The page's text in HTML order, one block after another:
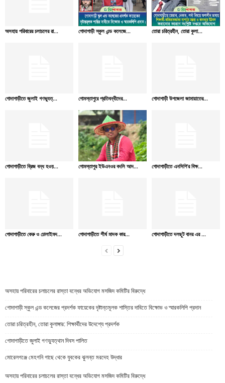
অসহায় পরিবারের চলাচলের রা... গোদাগাড়ী স্কুল এন্ড কলেজে... তোরা চরিত্রহীন, তোরা কুলা...
গোদাগাড়ীতে জুলাই গণভ্যুত্... গোমস্তাপুরে প্রতিবন্ধীদের... গোদাগাড়ী উপজেলা জামায়াতের...
গোদাগাড়ীতে ব্রিজ বন্ধ হওয়... গোমস্তাপুর ইউএনওর বদলি আদ... গোদাগাড়ীতে এনসিপি’র বিক্ষ...
গোদাগাড়ীতে কেরু ও চোলাইমদ... গোদাগাড়ীতে শীর্ষ মাদক কার... গোদাগাড়ীতে দলছুট বানর এর ...
অসহায় পরিবারের চলাচলের রাস্তা বন্ধের অভিযোগ মসজিদ কমিটির বিরুদ্ধে
গোদাগাড়ী স্কুল এন্ড কলেজের প্রদর্শক ফায়েকের দৃষ্টান্তমূলক শাস্তির দাবিতে বিক্ষোভ ও স্মারকলিপি প্রদান
তোরা চরিত্রহীন, তোরা কুলাঙ্গার: শিক্ষার্থীদের উদেশ্যে প্রদর্শক
গোদাগাড়ীতে জুলাই গণভ্যুত্থান দিবস পালিত
মোরেলগঞ্জে মেহগনি গাছে থেকে যুবকের ঝুলন্ত মরদেহ উদ্ধার
অসহায় পরিবারের চলাচলের রাস্তা বন্ধের অভিযোগ মসজিদ কমিটির বিরুদ্ধে